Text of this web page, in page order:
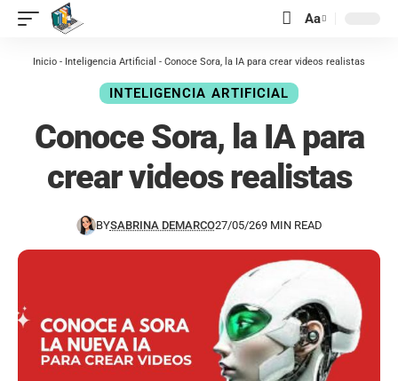
contenido Aa
Inicio - Inteligencia Artificial - Conoce Sora, la IA para crear videos realistas
INTELIGENCIA ARTIFICIAL
Conoce Sora, la IA para
crear videos realistas
BYSABRINA DEMARCO27/05/269 MIN READ